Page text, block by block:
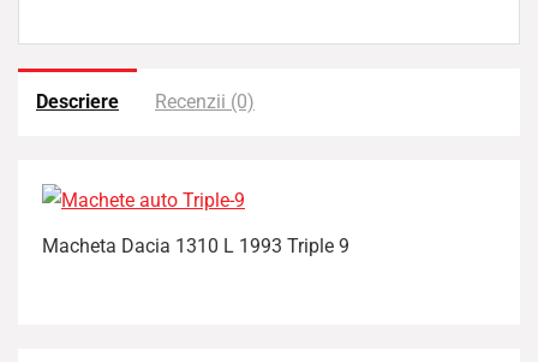
t
Descriere Recenzii (0)
Macheta Dacia 1310 L 1993 Triple 9